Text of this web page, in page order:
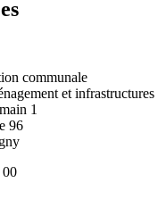
communale
et infrastructures
1
96
00